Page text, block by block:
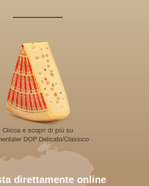
Clicca e scopri di più su
DOP Delicato/Classico
direttamente online